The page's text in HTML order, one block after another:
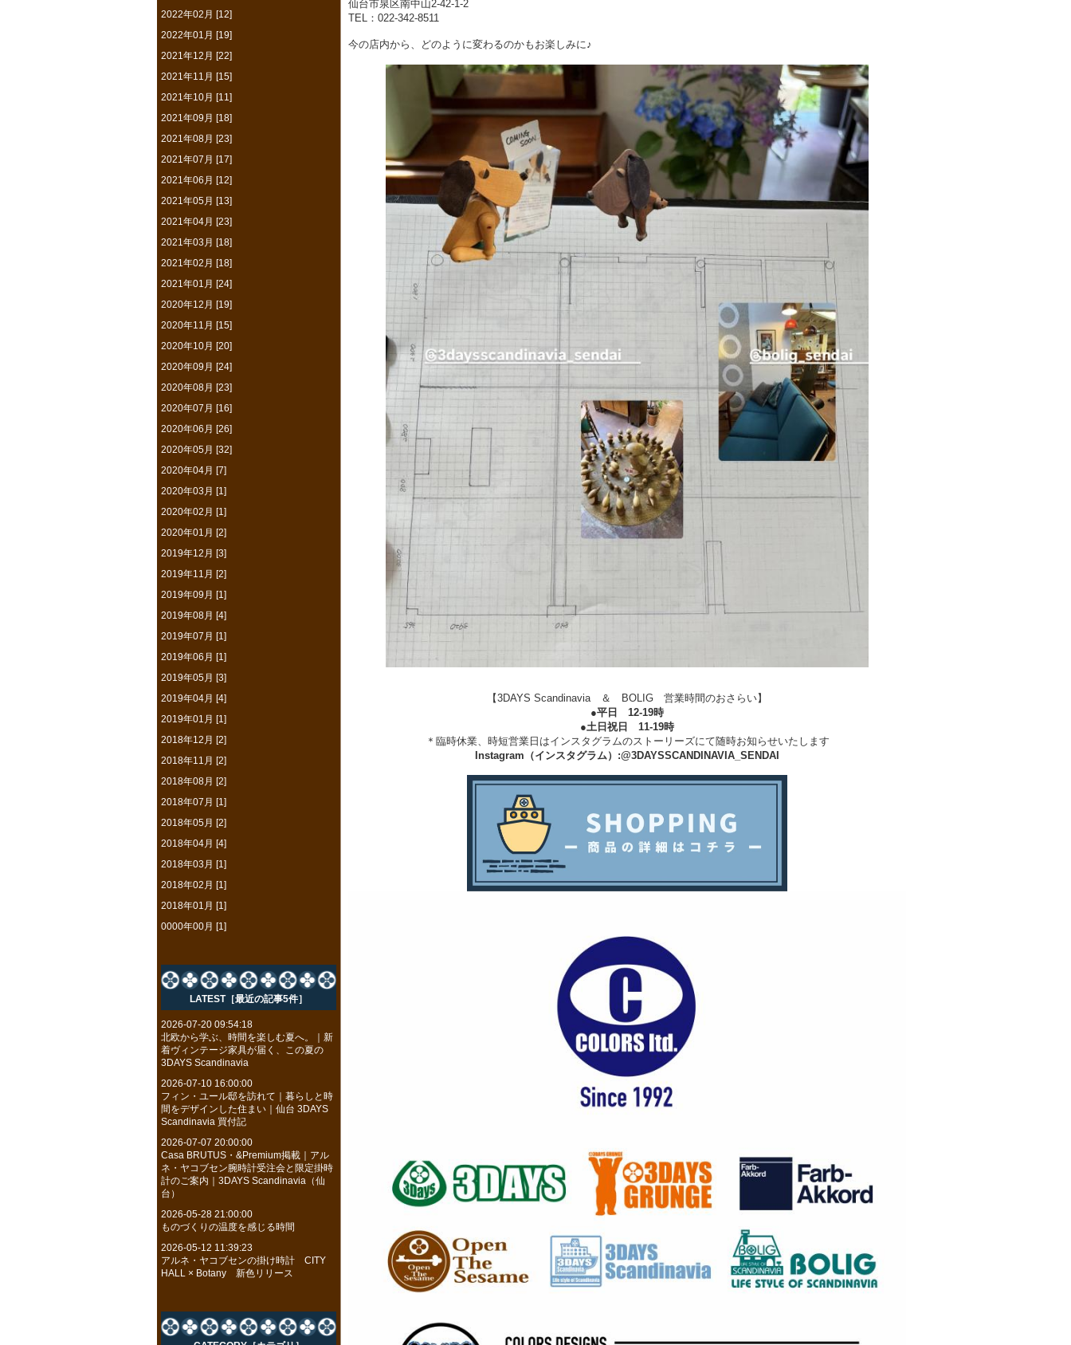
仙台市泉区南中山2-42-1-2
TEL：022-342-8511
今の店内から、どのように変わるのかもお楽しみに♪
【3DAYS Scandinavia ＆ BOLIG 営業時間のおさらい】
●平日 12-19時
●土日祝日 11-19時
＊臨時休業、時短営業日はインスタグラムのストーリーズにて随時お知らせいたします
Instagram（インスタグラム）:@3DAYSSCANDINAVIA_SENDAI
2022年02月 [12]
2022年01月 [19]
2021年12月 [22]
2021年11月 [15]
2021年10月 [11]
2021年09月 [18]
2021年08月 [23]
2021年07月 [17]
2021年06月 [12]
2021年05月 [13]
2021年04月 [23]
2021年03月 [18]
2021年02月 [18]
2021年01月 [24]
2020年12月 [19]
2020年11月 [15]
2020年10月 [20]
2020年09月 [24]
2020年08月 [23]
2020年07月 [16]
2020年06月 [26]
2020年05月 [32]
2020年04月 [7]
2020年03月 [1]
2020年02月 [1]
2020年01月 [2]
2019年12月 [3]
2019年11月 [2]
2019年09月 [1]
2019年08月 [4]
2019年07月 [1]
2019年06月 [1]
2019年05月 [3]
2019年04月 [4]
2019年01月 [1]
2018年12月 [2]
2018年11月 [2]
2018年08月 [2]
2018年07月 [1]
2018年05月 [2]
2018年04月 [4]
2018年03月 [1]
2018年02月 [1]
2018年01月 [1]
0000年00月 [1]
LATEST［最近の記事5件］
2026-07-20 09:54:18
北欧から学ぶ、時間を楽しむ夏へ。｜新
着ヴィンテージ家具が届く、この夏の
3DAYS Scandinavia
2026-07-10 16:00:00
フィン・ユール邸を訪れて｜暮らしと時
間をデザインした住まい｜仙台 3DAYS
Scandinavia 買付記
2026-07-07 20:00:00
Casa BRUTUS・&Premium掲載｜アル
ネ・ヤコブセン腕時計受注会と限定掛時
計のご案内｜3DAYS Scandinavia（仙
台）
2026-05-28 21:00:00
ものづくりの温度を感じる時間
2026-05-12 11:39:23
アルネ・ヤコブセンの掛け時計 CITY
HALL × Botany 新色リリース